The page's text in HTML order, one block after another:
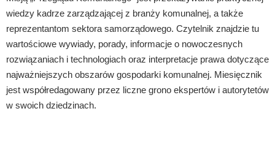
wiedzy kadrze zarządzającej z branży komunalnej, a także
reprezentantom sektora samorządowego. Czytelnik znajdzie tu
wartościowe wywiady, porady, informacje o nowoczesnych
rozwiązaniach i technologiach oraz interpretacje prawa dotyczące
najważniejszych obszarów gospodarki komunalnej. Miesięcznik
jest współredagowany przez liczne grono ekspertów i autorytetów
w swoich dziedzinach.